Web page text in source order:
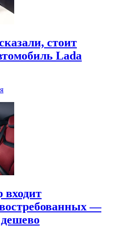
стоит
Lada
входит
—